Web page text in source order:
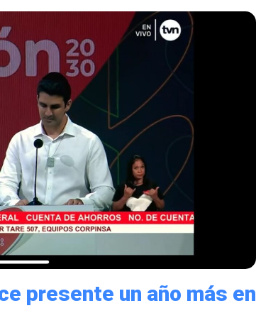
presente un año más en